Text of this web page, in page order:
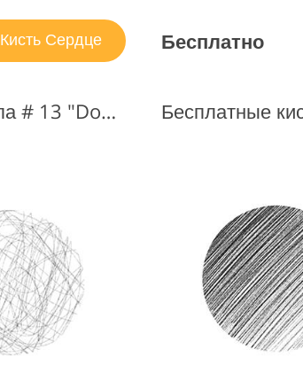
Кисть Сердце Бесплатно
Бесплатная кисть для фотошопа # 13 "Doodles"